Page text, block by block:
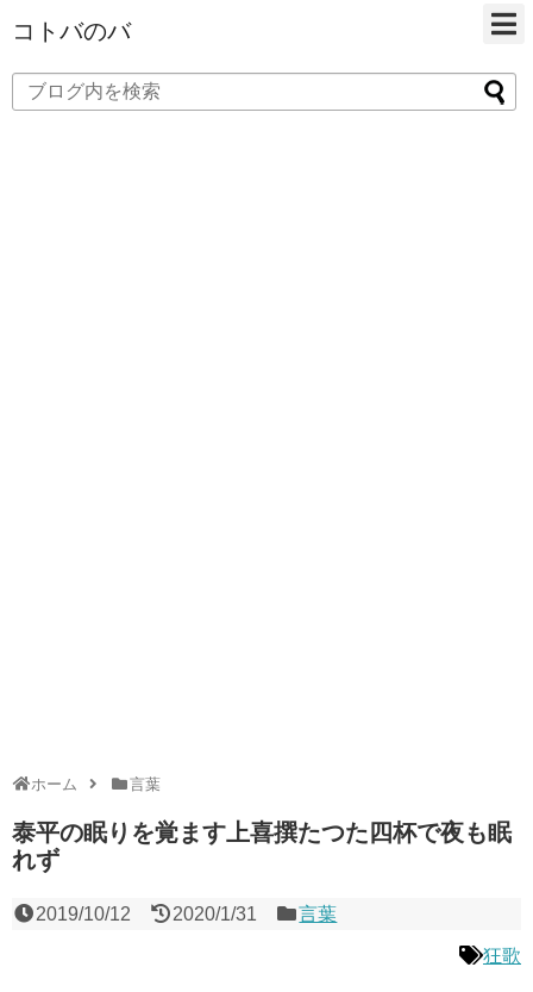
コトバのバ
ホーム 言葉
泰平の眠りを覚ます上喜撰たつた四杯で夜も眠
れず
2019/10/12 2020/1/31 言葉
狂歌